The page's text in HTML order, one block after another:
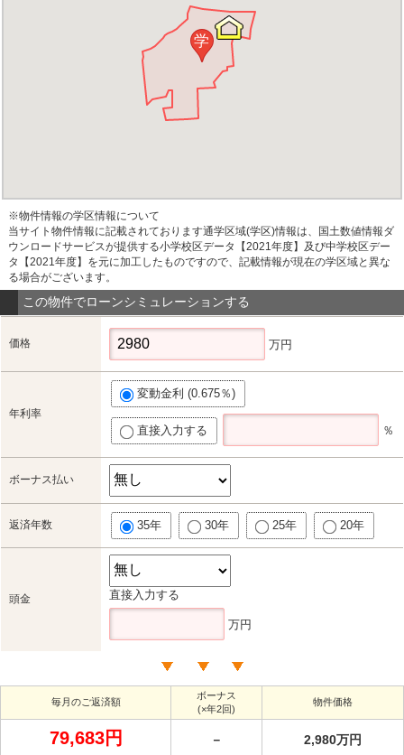
学
※物件情報の学区情報について
当サイト物件情報に記載されております通学区域(学区)情報は、国土数値情報ダ
ウンロードサービスが提供する小学校区データ【2021年度】及び中学校区デー
タ【2021年度】を元に加工したものですので、記載情報が現在の学区域と異な
る場合がございます。
この物件でローンシミュレーションする
価格 万円
年利率
変動金利 (0.675％)
直接入力する ％
ボーナス払い
返済年数 35年 30年 25年 20年
頭金 直接入力する
万円
毎月のご返済額
ボーナス
(×年2回)
物件価格
79,683円 － 2,980万円